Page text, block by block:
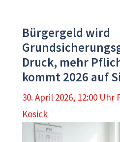
Bürgergeld wird
Druck, mehr
kommt 2026 auf
30. April 2026, 12:00 Uhr
Kosick